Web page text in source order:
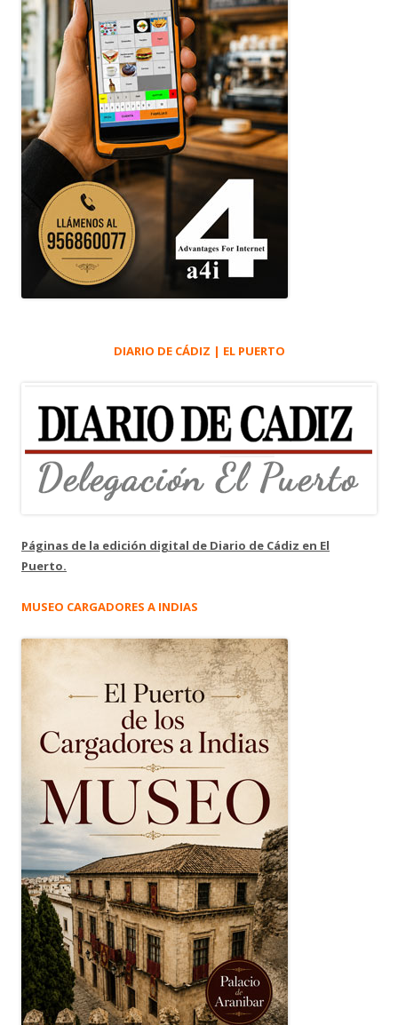
DIARIO DE CÁDIZ | EL PUERTO
Páginas de la edición digital de Diario de Cádiz en El
Puerto.
MUSEO CARGADORES A INDIAS